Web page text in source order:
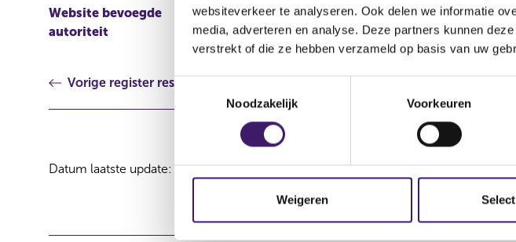
websiteverkeer te analyseren. Ook delen we informatie
media, adverteren en analyse. Deze partners kunnen
verstrekt of die ze hebben verzameld op basis van uw
T
i
Noodzakelijk Voorkeuren
Weigeren
Website bevoegde
autoriteit
http://www.centralbank.ie/regulation/securities-
markets/prospectus/Pages/approvedprospectus.aspx
Vorige register resultaat
Datum laatste update: 08 augustus 2026